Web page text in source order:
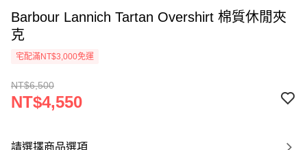
Barbour Lannich Tartan Overshirt 棉質休閒夾
克
宅配滿NT$3,000免運
NT$6,500
NT$4,550
請選擇商品選項